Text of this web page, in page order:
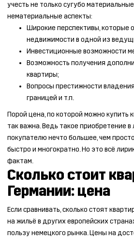
учесть не только сугубо
нематериальные аспекты:
Широкие перспективы, которые
недвижимости в одной из
Инвестиционные возможности
Возможность получения
квартиры;
Вопросы престижности
границей и т.п.
Порой цена, по которой можно купить
так важна. Ведь такое приобретение
покупателю нечто большее, чем
быстро и многократно. Но это всё
фактам.
Сколько стоит
Германии: цена
Если сравнивать, сколько стоят
на жильё в других европейских
пользу немецкого рынка. Цены на